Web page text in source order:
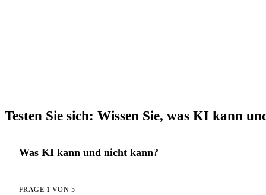
Testen Sie sich: Wissen Sie, was KI kann
Was KI kann und nicht kann?
FRAGE 1 VON 5